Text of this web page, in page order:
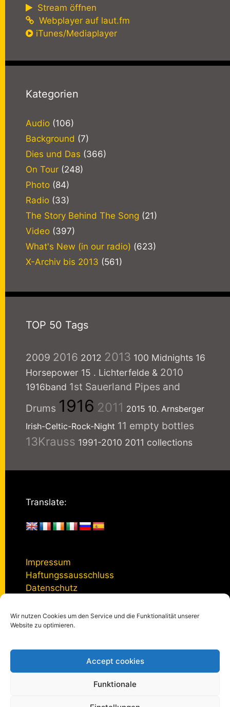
Wir nutzen Cookies um den Service und die Funktionalität unserer
Website zu optimieren.
Accept cookies
Funktionale
Stream öffnen
Webplayer auf laut.fm
iTunes/Mediaplayer
Kategorien
Audio (106)
Background (7)
Dies und Das (366)
On Tour (248)
Photo (84)
Radio (33)
The Story Behind The Song (21)
Video (397)
What's New (in our radio) (623)
X-Archiv bis 2013 (561)
TOP 50 Tags
2009 2016 2012 2013 100 Midnights 16
Horsepower 15 . Lichterfelde & 2010
1916band 1st Sauerland Pipes and
Drums 1916 2011 2015 10. Arnsberger
Irish-Celtic-Rock-Night 11 empty bottles
13Krauss 1991-2010 2011 collections
Translate:
Impressum
Haftungssausschluss
Datenschutz
Kontakt
kulturmanagement-online.de
Datenschutzerklärung|Privatsphäre-Einstellungen